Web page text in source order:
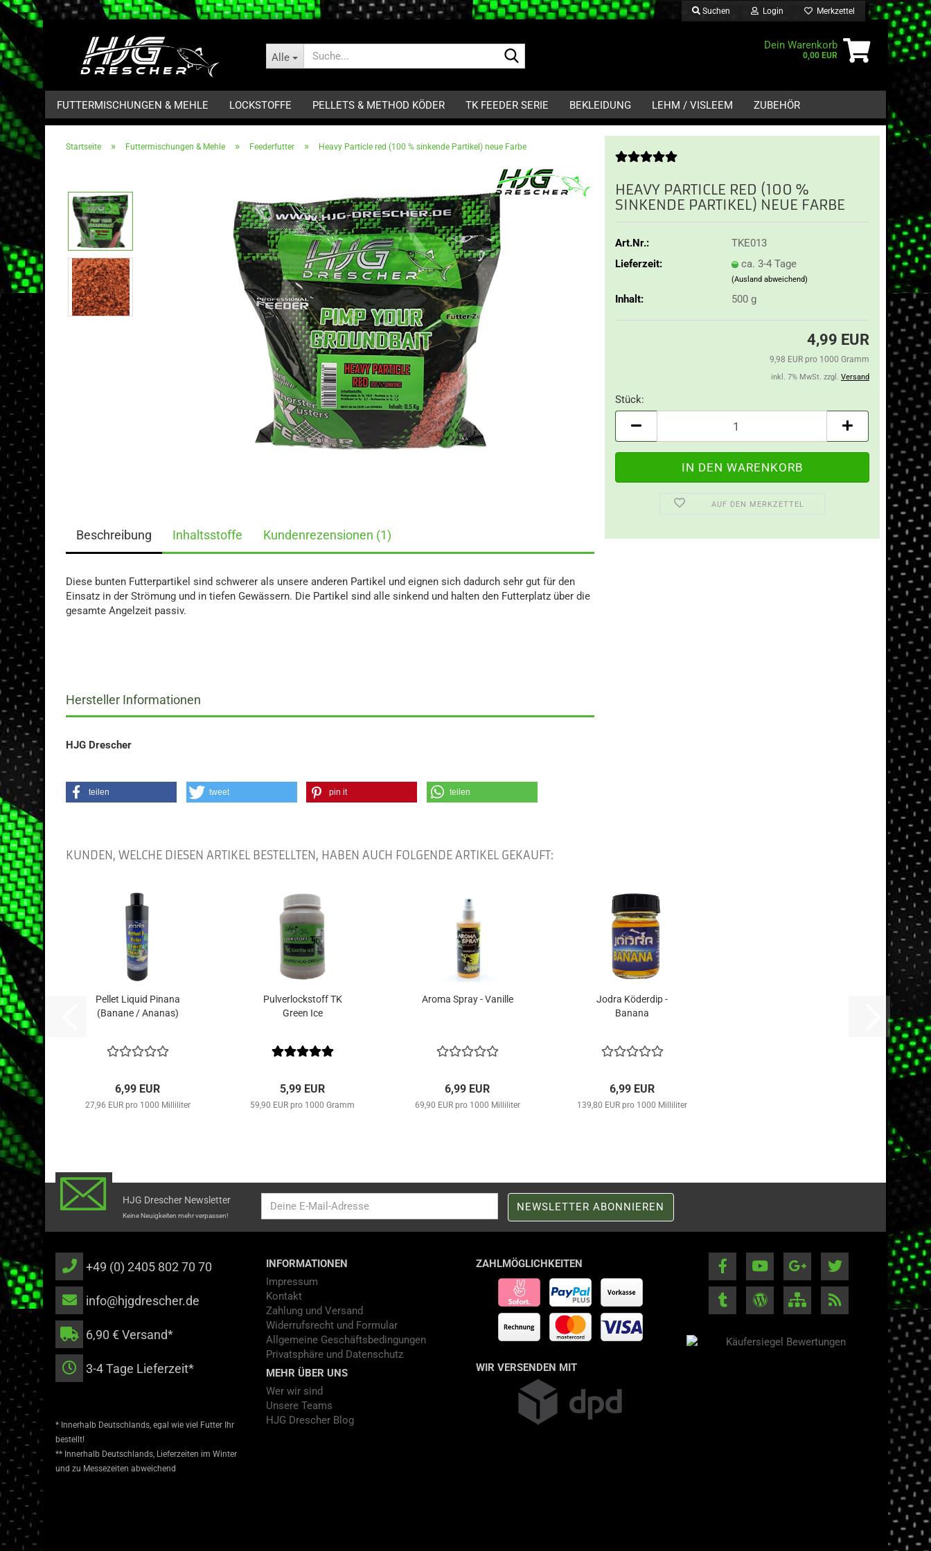
Suchen Login Merkzettel
Alle
Dein Warenkorb
0,00 EUR
FUTTERMISCHUNGEN & MEHLE LOCKSTOFFE PELLETS & METHOD KÖDER TK FEEDER SERIE BEKLEIDUNG LEHM / VISLEEM ZUBEHÖR
Startseite » Futtermischungen & Mehle » Feederfutter » Heavy Particle red (100 % sinkende Partikel) neue Farbe
HEAVY PARTICLE RED (100 %
SINKENDE PARTIKEL) NEUE FARBE
Art.Nr.:
TKE013
Lieferzeit:
ca. 3-4 Tage
(Ausland abweichend)
Inhalt: 500 g
4,99 EUR
9,98 EUR pro 1000 Gramm
inkl. 7% MwSt. zzgl. Versand
Stück:
Stück
AUF DEN MERKZETTEL
Beschreibung Inhaltsstoffe Kundenrezensionen (1)
Diese bunten Futterpartikel sind schwerer als unsere anderen Partikel und eignen sich dadurch sehr gut für den
Einsatz in der Strömung und in tiefen Gewässern. Die Partikel sind alle sinkend und halten den Futterplatz über die
gesamte Angelzeit passiv.
Hersteller Informationen
HJG Drescher
teilen tweet pin it teilen
KUNDEN, WELCHE DIESEN ARTIKEL BESTELLTEN, HABEN AUCH FOLGENDE ARTIKEL GEKAUFT:
Pellet Liquid Pinana
(Banane / Ananas)
6,99 EUR
27,96 EUR pro 1000 Milliliter
Pulverlockstoff TK
Green Ice
5,99 EUR
59,90 EUR pro 1000 Gramm
Aroma Spray - Vanille
6,99 EUR
69,90 EUR pro 1000 Milliliter
Jodra Köderdip -
Banana
6,99 EUR
139,80 EUR pro 1000 Milliliter
HJG Drescher Newsletter
Keine Neuigkeiten mehr verpassen!
+49 (0) 2405 802 70 70
info@hjgdrescher.de
6,90 € Versand*
3-4 Tage Lieferzeit*
* Innerhalb Deutschlands, egal wie viel Futter Ihr
bestellt!
** Innerhalb Deutschlands, Lieferzeiten im Winter
und zu Messezeiten abweichend
INFORMATIONEN
Impressum
Kontakt
Zahlung und Versand
Widerrufsrecht und Formular
Allgemeine Geschäftsbedingungen
Privatsphäre und Datenschutz
MEHR ÜBER UNS
Wer wir sind
Unsere Teams
HJG Drescher Blog
ZAHLMÖGLICHKEITEN
WIR VERSENDEN MIT